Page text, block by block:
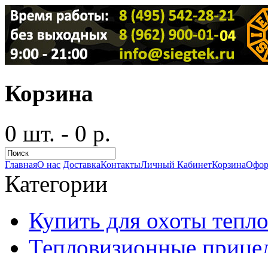
Корзина
0 шт. - 0 р.
ГлавнаяО нас ДоставкаКонтактыЛичный КабинетКорзина
Категории
Купить для охоты
Тепловизионные